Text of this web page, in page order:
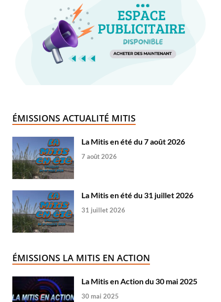
ÉMISSIONS ACTUALITÉ MITIS
La Mitis en été du 7 août 2026
7 août 2026
La Mitis en été du 31 juillet 2026
31 juillet 2026
ÉMISSIONS LA MITIS EN ACTION
La Mitis en Action du 30 mai 2025
30 mai 2025